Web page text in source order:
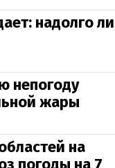
надолго ли
непогоду
жары
на
погоды на 7